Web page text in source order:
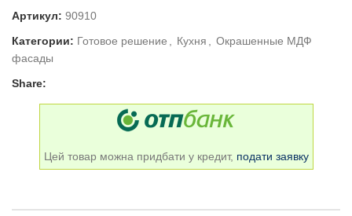
Артикул: 90910
Категории: Готовое решение , Кухня , Окрашенные МДФ
фасады
Share:
Цей товар можна придбати у кредит, подати заявку